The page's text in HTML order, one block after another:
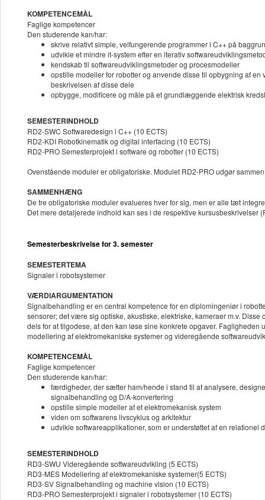
KOMPETENCEMÅL
Faglige kompetencer
Den studerende kan/har:
skrive relativt simple, velfungerende programmer i C++ på
udvikle et mindre it-system efter en iterativ
kendskab til softwareudviklingsmetoder og procesmodeller
opstille modeller for robotter og anvende disse til opbygning af
beskrivelsen af disse dele
opbygge, modificere og måle på et grundlæggende elektrisk
SEMESTERINDHOLD
RD2-SWC Softwaredesign i C++ (10 ECTS)
RD2-KDI Robotkinematik og digital interfacing (10 ECTS)
RD2-PRO Semesterprojekt i software og robotter (10 ECTS)
Ovenstående moduler er obligatoriske. Modulet RD2-PRO udgør
SAMMENHÆNG
De tre obligatoriske moduler evalueres hver for sig, men er alle tæt
Det mere detaljerede indhold kan ses i de respektive kursusbeskrivelser
Semesterbeskrivelse for 3. semester
SEMESTERTEMA
Signaler i robotsystemer
VÆRDIARGUMENTATION
Signalbehandling er en central kompetence for en diplomingeniør i
sensorer; det være sig optiske, akustiske, elektriske, kameraer m.v.
dels for at tilgodese, at den kan løse sine konkrete opgaver.
modellering af elektromekaniske systemer og videregående
KOMPETENCEMÅL
Faglige kompetencer
Den studerende kan/har:
færdigheder, der sætter ham/hende i stand til at analysere,
signalbehandling og D/A-konvertering
opstille simple modeller af et elektromekanisk system
viden om softwarens livscyklus og arkitektur
udvikle softwareapplikationer, som er understøttet af en relationel
SEMESTERINDHOLD
RD3-SWU Videregående softwareudvikling (5 ECTS)
RD3-MES Modellering af elektromekaniske systemer(5 ECTS)
RD3-SV Signalbehandling og machine vision (10 ECTS)
RD3-PRO Semesterprojekt i signaler i robotsystemer (10 ECTS)